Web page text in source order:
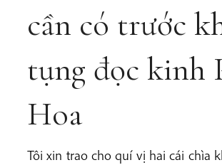
cần có trước
tụng đọc kinh
Hoa
Tôi xin trao cho quí vị hai cái chìa